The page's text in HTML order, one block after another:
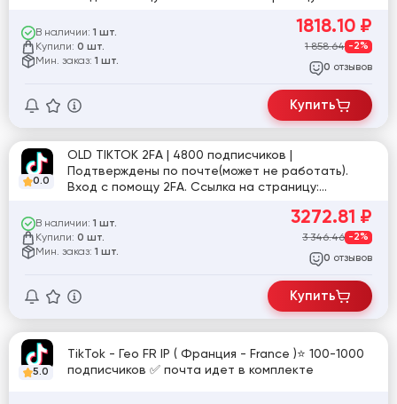
В наличии: 1 шт.
Купили: 0 шт.
Мин. заказ: 1 шт.
1818.10 ₽
1 858.64 -2%
0 отзывов
Купить
0.0
OLD TIKTOK 2FA | 4800 подписчиков |
Подтверждены по почте(может не работать).
Вход с помощу 2FA. Ссылка на страницу:
В наличии: 1 шт.
Купили: 0 шт.
Мин. заказ: 1 шт.
3272.81 ₽
3 346.46 -2%
0 отзывов
Купить
5.0
TikTok - Гео FR IP ( Франция - France )⭐️ 100-1000
подписчиков ✅ почта идет в комплекте